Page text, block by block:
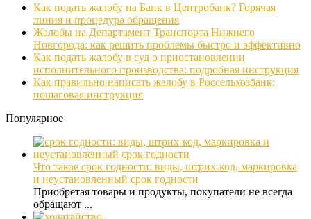
Как подать жалобу на Банк в Центробанк? Горячая
линия и процедура обращения
Жалобы на Департамент Транспорта Нижнего
Новгорода: как решить проблемы быстро и эффективно
Как подать жалобу в суд о приостановлении
исполнительного производства: подробная инструкция
Как правильно написать жалобу в Россельхозбанк:
пошаговая инструкция
Популярное
Что такое срок годности: виды, штрих-код, маркировка
и неустановленный срок годности
Приобретая товары и продукты, покупатели не всегда
обращают ...